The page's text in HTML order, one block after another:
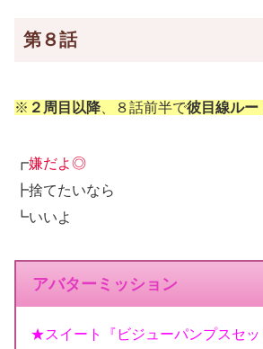
第８話
※ ２周目以降 、８話前半で彼目線ルー
┏嫌だよ◎
┣捨てたいなら
┗いいよ
アバターミッション
★スイート『ビジューパンプスセ